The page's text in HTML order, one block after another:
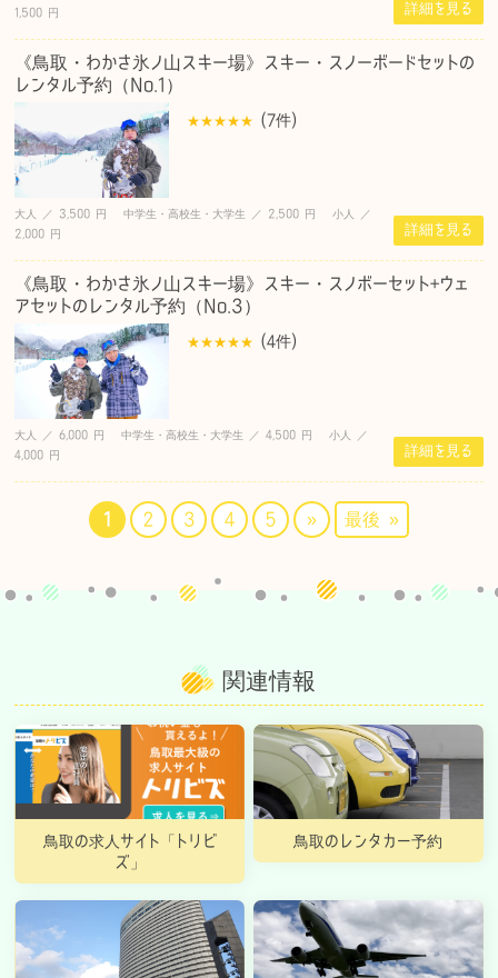
1,500 円
詳細を見る
《鳥取・わかさ氷ノ山スキー場》スキー・スノーボードセットの
レンタル予約（No.1）
(7件)
大人 ／ 3,500 円 中学生・高校生・大学生 ／ 2,500 円 小人 ／
2,000 円
詳細を見る
《鳥取・わかさ氷ノ山スキー場》スキー・スノボーセット+ウェ
アセットのレンタル予約（No.3）
(4件)
大人 ／ 6,000 円 中学生・高校生・大学生 ／ 4,500 円 小人 ／
4,000 円
詳細を見る
1 2 3 4 5 » 最後 »
関連情報
鳥取の求人サイト「トリビ
ズ」
鳥取のレンタカー予約